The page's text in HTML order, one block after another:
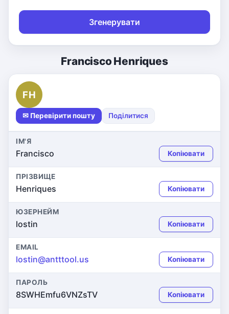
Згенерувати
Francisco Henriques
FH
✉ Перевірити пошту Поділитися
ІМ'Я
Francisco Копіювати
ПРІЗВИЩЕ
Henriques Копіювати
ЮЗЕРНЕЙМ
lostin Копіювати
EMAIL
lostin@antttool.us Копіювати
ПАРОЛЬ
8SWHEmfu6VNZsTV Копіювати